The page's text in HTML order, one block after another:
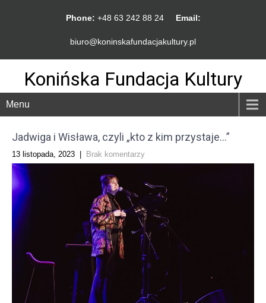
Phone: +48 63 242 88 24 Email:
biuro@koninskafundacjakultury.pl
Konińska Fundacja Kultury
Menu
Jadwiga i Wisława, czyli „kto z kim przystaje…”
13 listopada, 2023 Brak komentarzy